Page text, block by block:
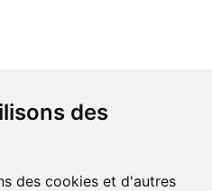
des
des cookies et d'autres